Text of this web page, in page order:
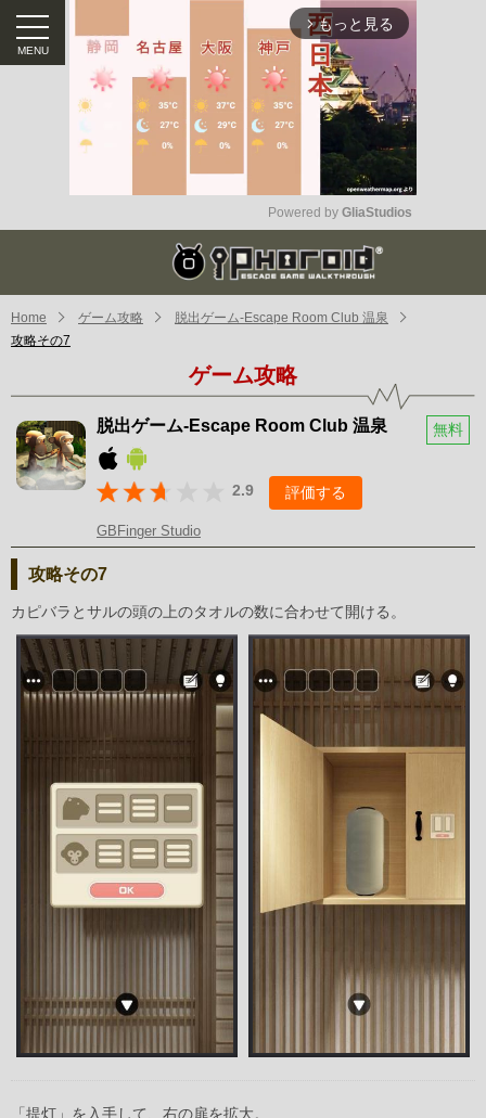
arrow_forward_ios もっと見る
Mute
Powered by GliaStudios
Home ゲーム攻略
脱出ゲーム-Escape Room Club 温泉
攻略その7
ゲーム攻略
脱出ゲーム-Escape Room Club 温泉 無料
2.9 評価する
GBFinger Studio
攻略その7
カピバラとサルの頭の上のタオルの数に合わせて開ける。
「提灯」を入手して、右の扉を拡大。